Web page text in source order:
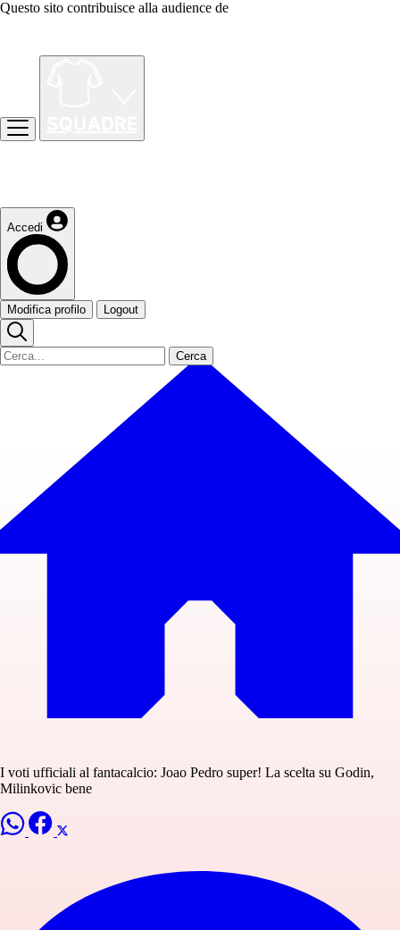
Questo sito contribuisce alla audience de
Accedi
Modifica profilo Logout
Cerca
I voti ufficiali al fantacalcio: Joao Pedro super! La scelta su Godin,
Milinkovic bene